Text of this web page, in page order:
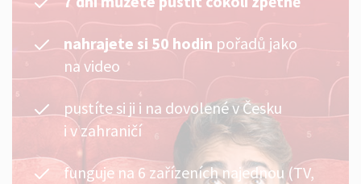
nahrajete si 50 hodin pořadů jako
na video
pustíte si ji i na dovolené v Česku
i v zahraničí
funguje na 6 zařízeních najednou (TV,